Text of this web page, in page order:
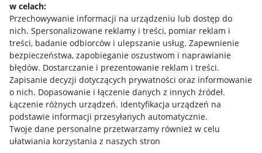
w celach:
Przechowywanie informacji na urządzeniu lub dostęp do
nich. Spersonalizowane reklamy i treści, pomiar reklam i
treści, badanie odbiorców i ulepszanie usług. Zapewnienie
bezpieczeństwa, zapobieganie oszustwom i naprawianie
błędów. Dostarczanie i prezentowanie reklam i treści.
Zapisanie decyzji dotyczących prywatności oraz informowanie
o nich. Dopasowanie i łączenie danych z innych źródeł.
Łączenie różnych urządzeń. Identyfikacja urządzeń na
podstawie informacji przesyłanych automatycznie.
Twoje dane personalne przetwarzamy również w celu
ułatwiania korzystania z naszych stron
Allegro Gadane dla sprzedających
Allegro Gadane dla kupujących
Mapa miejscowości
Informacje prawne
Regulamin
Polityka plików "cookies"
Ustawienia plików "cookies"